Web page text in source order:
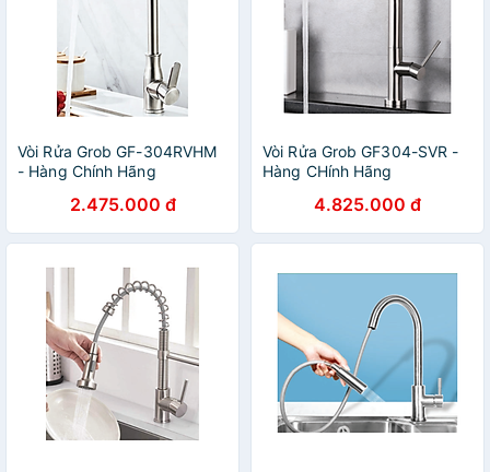
Vòi Rửa Grob GF-304RVHM
- Hàng Chính Hãng
2.475.000 đ
Vòi Rửa Grob GF304-SVR -
Hàng CHính Hãng
4.825.000 đ